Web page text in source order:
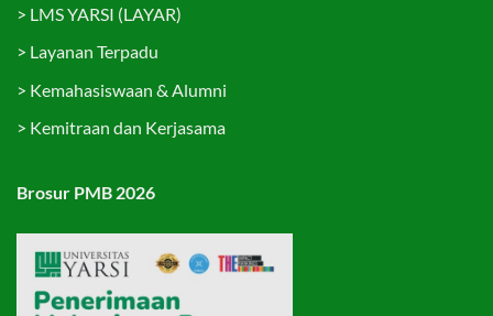
> LMS YARSI (LAYAR)
> Layanan Terpadu
> Kemahasiswaan & Alumni
> Kemitraan dan Kerjasama
Brosur PMB 2026